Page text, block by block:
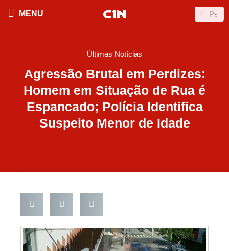
para
MENU Search
Search
Últimas Notícias
Agressão Brutal em Perdizes:
Homem em Situação de Rua é
Espancado; Polícia Identifica
Suspeito Menor de Idade